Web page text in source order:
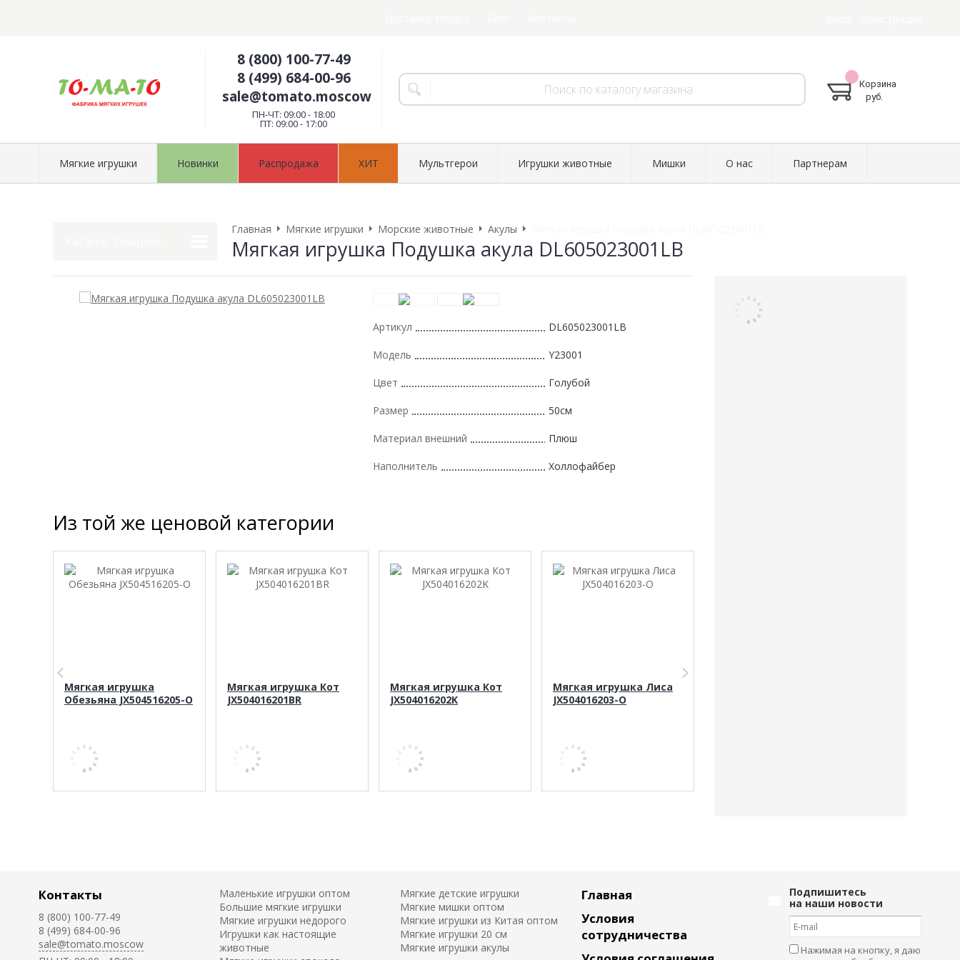
8 (800) 100-77-49
8 (499) 684-00-96
sale@tomato.moscow
ПН-ЧТ: 09:00 - 18:00
ПТ: 09:00 - 17:00
Корзина
руб.
Мягкие игрушки Новинки Распродажа ХИТ Мультгерои Игрушки животные Мишки О нас Партнерам
Главная Мягкие игрушки Морские животные Акулы
Мягкая игрушка Подушка акула DL605023001LB
Артикул DL605023001LB
Модель Y23001
Цвет Голубой
Размер 50см
Материал внешний Плюш
Наполнитель Холлофайбер
Из той же ценовой категории
Мягкая игрушка
Обезьяна JX504516205-O
Мягкая игрушка Кот
JX504016201BR
Мягкая игрушка Кот
JX504016202K
Мягкая игрушка Лиса
JX504016203-O
Контакты
8 (800) 100-77-49
8 (499) 684-00-96
sale@tomato.moscow
Маленькие игрушки оптом
Большие мягкие игрушки
Мягкие игрушки недорого
Игрушки как настоящие
животные
Мягкие детские игрушки
Мягкие мишки оптом
Мягкие игрушки из Китая оптом
Мягкие игрушки 20 см
Мягкие игрушки акулы
Главная
Условия
сотрудничества
Подпишитесь
на наши новости
Нажимая на кнопку, я даю